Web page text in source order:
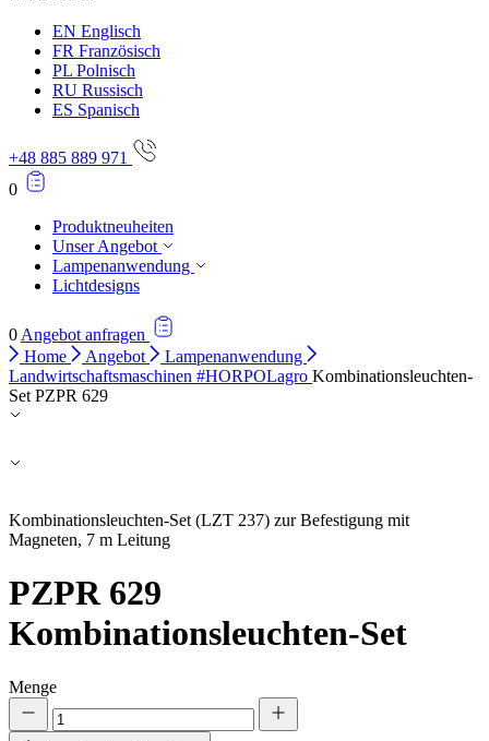
EN Englisch
FR Französisch
PL Polnisch
RU Russisch
ES Spanisch
+48 885 889 971
0
Produktneuheiten
Unser Angebot
Lampenanwendung
Lichtdesigns
0 Angebot anfragen
Home
Angebot
Lampenanwendung
Landwirtschaftsmaschinen #HORPOLagro Kombinationsleuchten-
Set PZPR 629
Kombinationsleuchten-Set (LZT 237) zur Befestigung mit
Magneten, 7 m Leitung
PZPR 629
Kombinationsleuchten-Set
Menge